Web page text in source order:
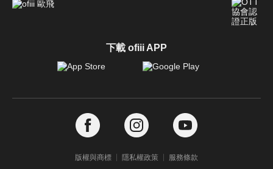
下載 ofiii APP
版權與商標 隱私權政策
服務條款